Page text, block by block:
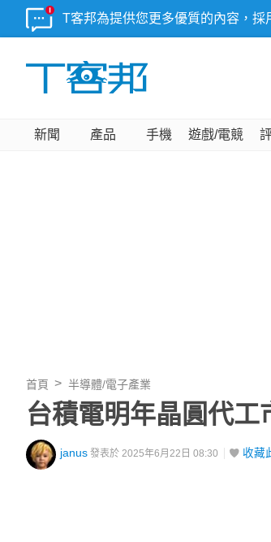
T客邦為提供您更多優質的內容，
新聞 產品 手機 遊戲/電競
首頁 半導體/電子產業
台積電明年晶圓代
janus 發表於 2025年6月22日 08:30 收藏